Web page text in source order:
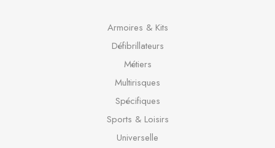
Armoires & Kits
Défibrillateurs
Métiers
Multirisques
Spécifiques
Sports & Loisirs
Universelle